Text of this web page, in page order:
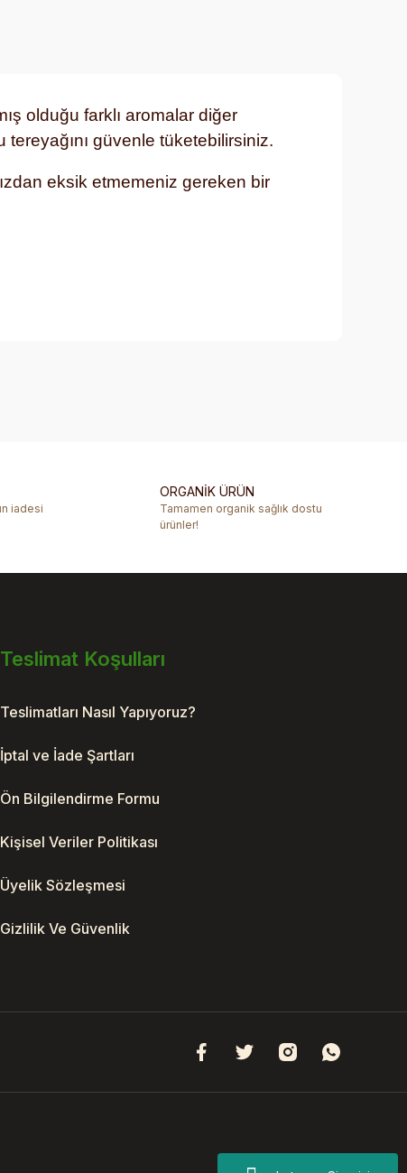
olduğu farklı aromalar diğer
tereyağını güvenle tüketebilirsiniz.
eksik etmemeniz gereken bir
iadesi
ORGANİK ÜRÜN
Tamamen organik sağlık dostu
ürünler!
Teslimat Koşulları
Teslimatları Nasıl Yapıyoruz?
İptal ve İade Şartları
Ön Bilgilendirme Formu
Kişisel Veriler Politikası
Üyelik Sözleşmesi
Gizlilik Ve Güvenlik